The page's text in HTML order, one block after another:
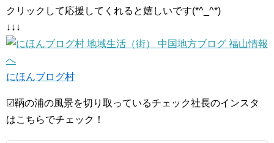
クリックして応援してくれると嬉しいです(*^_^*)
↓↓↓
にほんブログ村
☑鞆の浦の風景を切り取っているチェック社長のインスタ
はこちらでチェック！